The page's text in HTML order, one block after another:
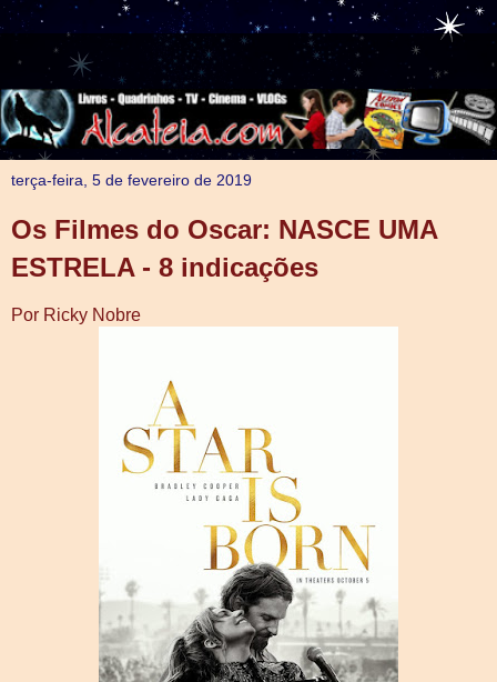
terça-feira, 5 de fevereiro de 2019
Os Filmes do Oscar: NASCE UMA
ESTRELA - 8 indicações
Por Ricky Nobre